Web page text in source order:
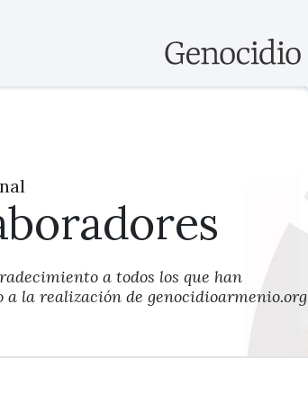
a todos los que han
la realización de genocidioarmenio.org